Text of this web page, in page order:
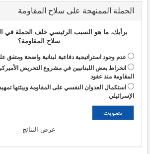
الحملة الممنهجة على سلاح المقاومة
برأيك، ما هو السبب الرئيسي خلف الحملة في
سلاح المقاومة؟
عدم وجود استراتيجية دفاعية لبنانية واضحة ومتفق
انخراط بعض اللبنانيين في مشروع التحريض
المقاومة منذ عقود
استكمال العدوان النفسي على المقاومة وبيئتها
الإسرائيلي
عرض النتائج